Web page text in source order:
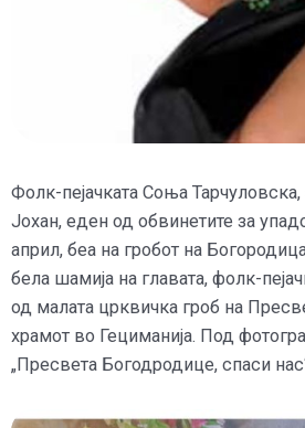
Фолк-пејачката Соња
Јохан, еден од обвинетите за
април, беа на гробот на
бела шамија на главата, фолк-
од малата црквичка гроб на
храмот во Гециманија. Под
„Пресвета Богодродице, спаси